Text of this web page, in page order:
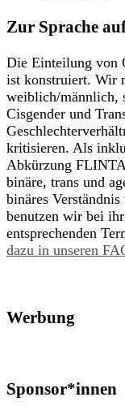
Zur Sprache
Die Einteilung von
ist konstruiert. Wir
weiblich/männlich,
Cisgender und
kritisieren. Als
Abkürzung
binäre, trans und
binäres
benutzen wir bei
entsprechenden
dazu in unseren
Werbung
Sponsor*innen